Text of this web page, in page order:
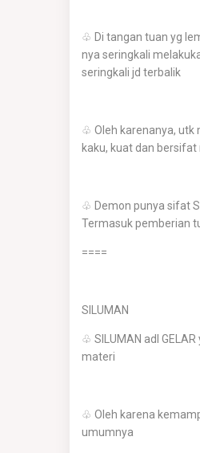
♧ Di tangan tuan yg
nya seringkali
seringkali jd terbalik
♧ Oleh karenanya, utk
kaku, kuat dan
♧ Demon punya sifat
Termasuk pemberian
====
SILUMAN
♧ SILUMAN adl
materi
♧ Oleh karena
umumnya